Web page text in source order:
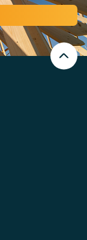
Nach
oben
Scrollen